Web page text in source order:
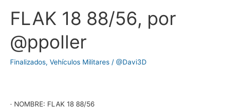
FLAK 18 88/56, por
@ppoller
Finalizados, Vehículos Militares / @Davi3D
· NOMBRE: FLAK 18 88/56
FLAK
18
88/56,
por
@ppoller